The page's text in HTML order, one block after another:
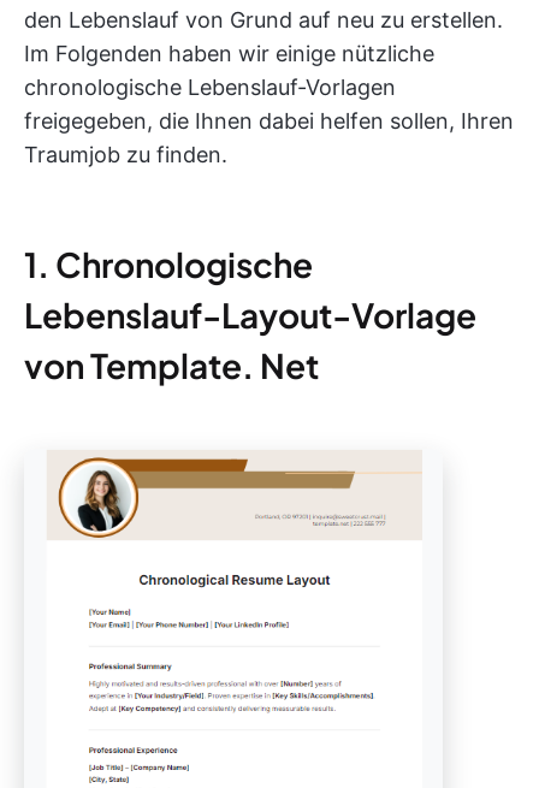
den Lebenslauf von Grund auf neu zu erstellen.
Im Folgenden haben wir einige nützliche
chronologische Lebenslauf-Vorlagen
freigegeben, die Ihnen dabei helfen sollen, Ihren
Traumjob zu finden.
1. Chronologische
Lebenslauf-Layout-Vorlage
von Template. Net